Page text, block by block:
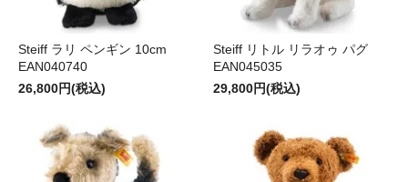
Steiff ラリ ペンギン 10cm
EAN040740
26,800円(税込)
Steiff リトル リラオゥ パグ
EAN045035
29,800円(税込)